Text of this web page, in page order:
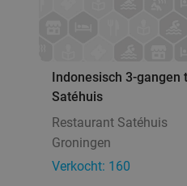
Indonesisch 3-gangen
Satéhuis
Restaurant Satéhuis
Groningen
Verkocht: 160